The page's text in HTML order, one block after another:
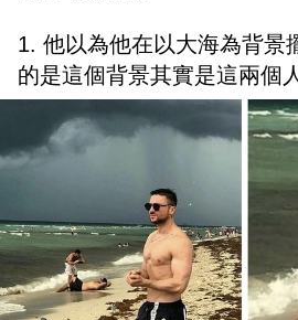
1. 他以為他在以大海為背景
的是這個背景其實是這兩個人